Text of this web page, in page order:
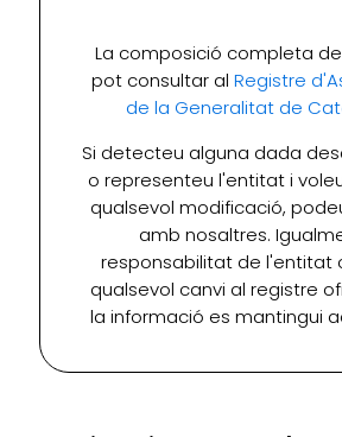
La composició completa
pot consultar al Registre
de la Generalitat de
Si detecteu alguna dada
o representeu l'entitat i
qualsevol modificació,
amb nosaltres.
responsabilitat de l'entitat
qualsevol canvi al registre
la informació es mantingui